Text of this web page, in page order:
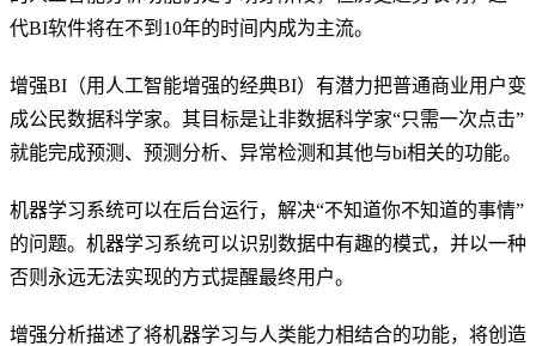
代BI软件将在不到10年的时间内成为主流。
增强BI（用人工智能增强的经典BI）有潜力把普通商业用户变
成公民数据科学家。其目标是让非数据科学家“只需一次点击”
就能完成预测、预测分析、异常检测和其他与bi相关的功能。
机器学习系统可以在后台运行，解决“不知道你不知道的事情”
的问题。机器学习系统可以识别数据中有趣的模式，并以一种
否则永远无法实现的方式提醒最终用户。
增强分析描述了将机器学习与人类能力相结合的功能，将创造